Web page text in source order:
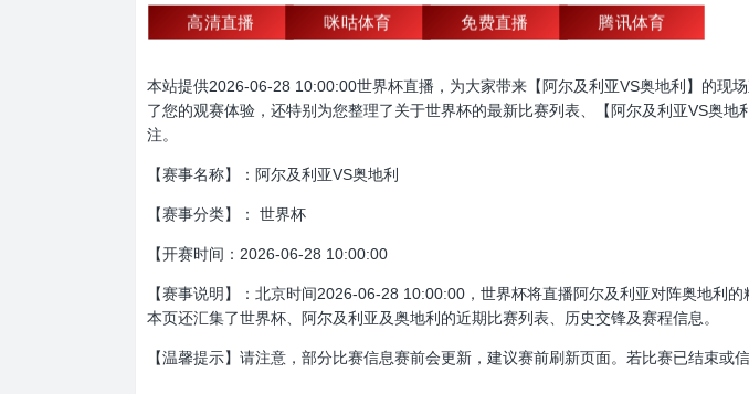
高清直播 咪咕体育 免费直播 腾讯体育
本站提供2026-06-28 10:00:00世界杯直播，为大家带来【阿尔及利亚VS奥地利】的现
了您的观赛体验，还特别为您整理了关于世界杯的最新比赛列表、【阿尔及利亚VS奥
注。
【赛事名称】：阿尔及利亚VS奥地利
【赛事分类】： 世界杯
【开赛时间：2026-06-28 10:00:00
【赛事说明】：北京时间2026-06-28 10:00:00，世界杯将直播阿尔及利亚对阵奥地利
本页还汇集了世界杯、阿尔及利亚及奥地利的近期比赛列表、历史交锋及赛程信息。
【温馨提示】请注意，部分比赛信息赛前会更新，建议赛前刷新页面。若比赛已结束或